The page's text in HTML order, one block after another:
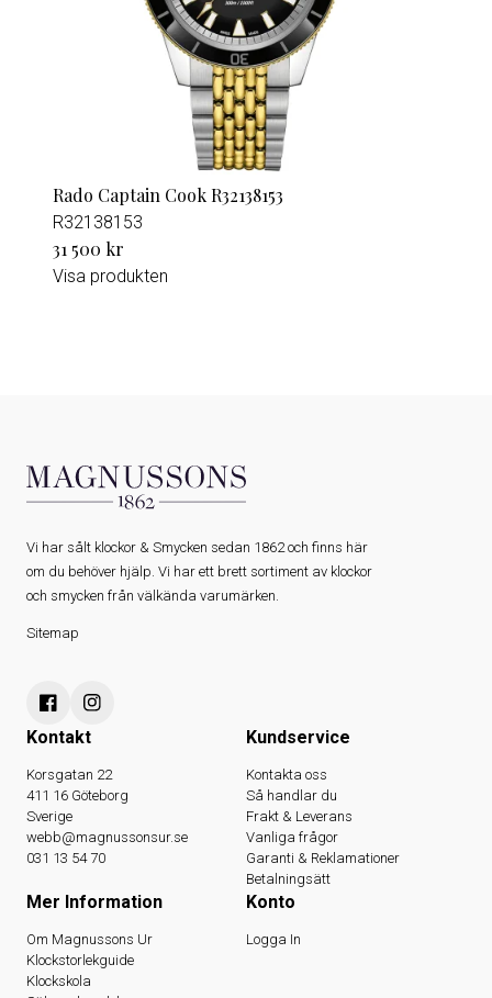
Rado Captain Cook R32138153
R32138153
31 500 kr
Visa produkten
Vi har sålt klockor & Smycken sedan 1862 och finns här
om du behöver hjälp. Vi har ett brett sortiment av klockor
och smycken från välkända varumärken.
Sitemap
Kontakt
Korsgatan 22
411 16 Göteborg
Sverige
webb@magnussonsur.se
031 13 54 70
Kundservice
Kontakta oss
Så handlar du
Frakt & Leverans
Vanliga frågor
Garanti & Reklamationer
Betalningsätt
Mer Information
Om Magnussons Ur
Klockstorlekguide
Klockskola
Konto
Logga In